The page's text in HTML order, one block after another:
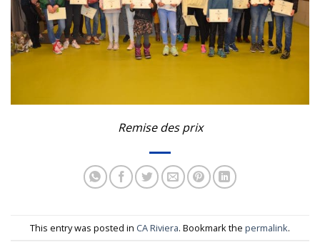
Remise des prix
This entry was posted in CA Riviera. Bookmark the permalink.